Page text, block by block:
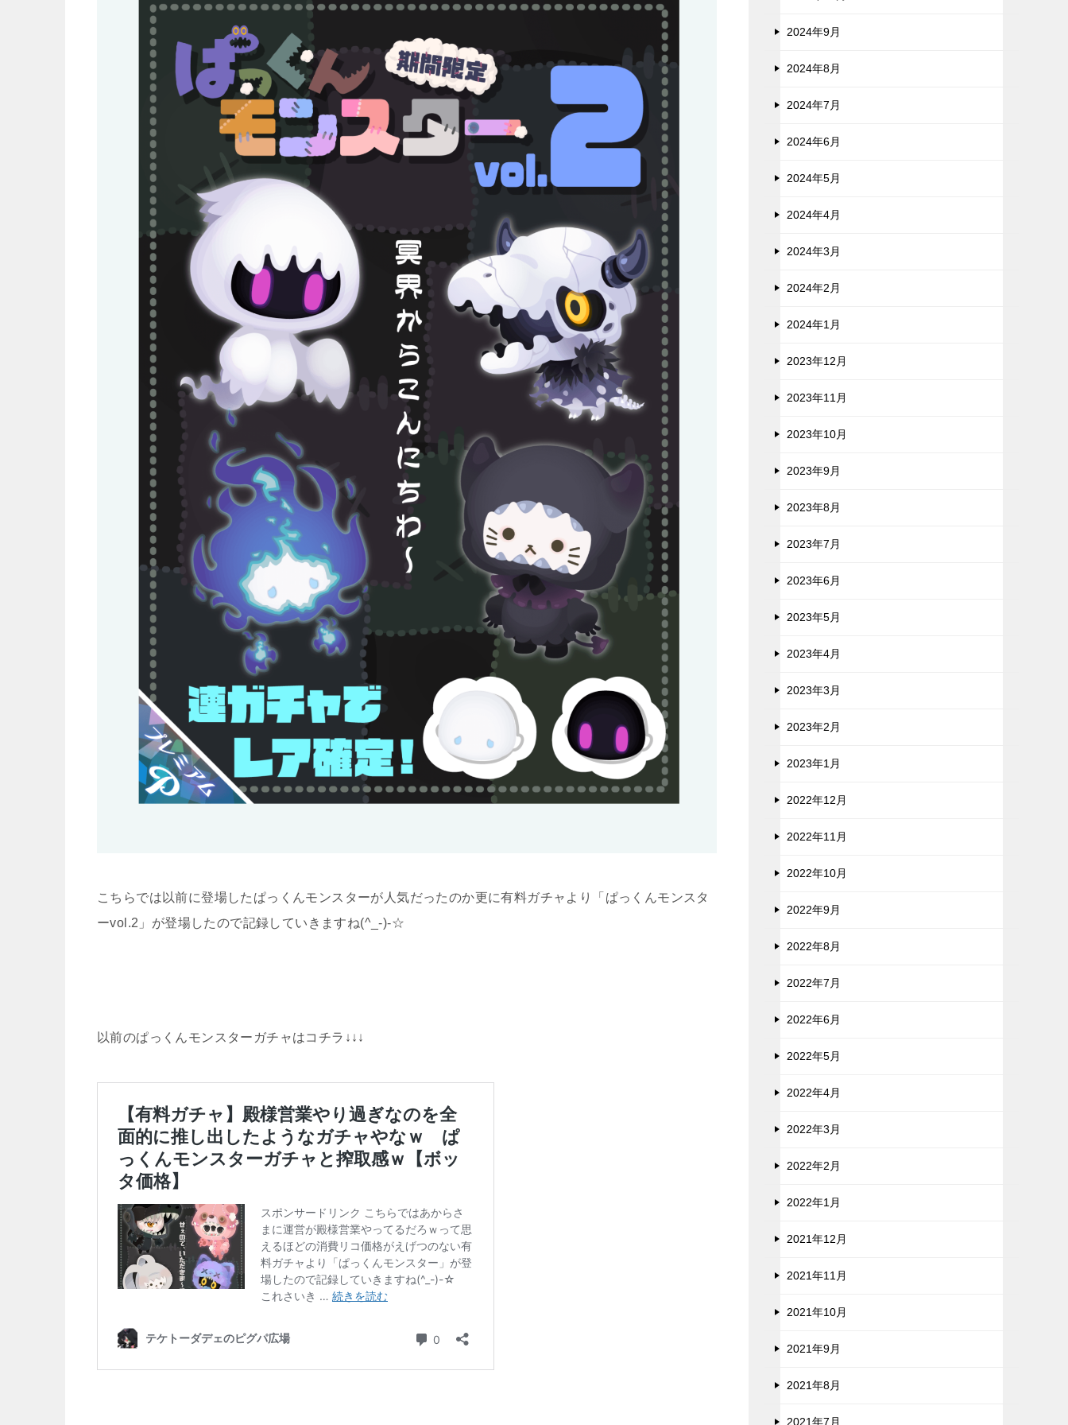
こちらでは以前に登場したぱっくんモンスターが人気だったのか更に有料ガチャより「ぱっくんモンスタ
ーvol.2」が登場したので記録していきますね(^_-)-☆
以前のぱっくんモンスターガチャはコチラ↓↓↓
2024年9月
2024年8月
2024年7月
2024年6月
2024年5月
2024年4月
2024年3月
2024年2月
2024年1月
2023年12月
2023年11月
2023年10月
2023年9月
2023年8月
2023年7月
2023年6月
2023年5月
2023年4月
2023年3月
2023年2月
2023年1月
2022年12月
2022年11月
2022年10月
2022年9月
2022年8月
2022年7月
2022年6月
2022年5月
2022年4月
2022年3月
2022年2月
2022年1月
2021年12月
2021年11月
2021年10月
2021年9月
2021年8月
2021年7月